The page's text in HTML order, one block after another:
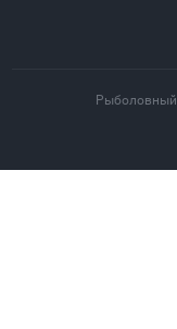
Рыболовный